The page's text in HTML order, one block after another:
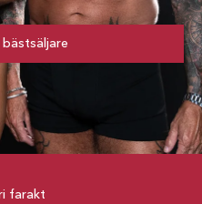
bästsäljare
farakt